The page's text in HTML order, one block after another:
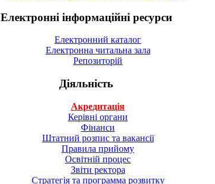
Електронні інформаційні ресурси
Електронний каталог
Електронна читальна зала
Репозиторій
Діяльність
Акредитація
Керівні органи
Фінанси
Штатний розпис та вакансії
Правила прийому
Освітній процес
Звіти ректора
Стратегія та программа розвитку